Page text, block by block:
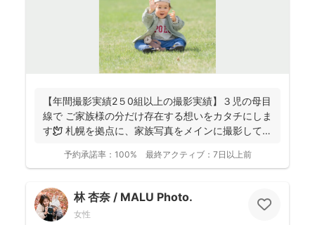
【年間撮影実績2５0組以上の撮影実績】３児の母目
線で ご家族様の分だけ存在する想いをカタチにしま
す🕊️ 札幌を拠点に、家族写真をメインに撮影してお
予約承諾率： 100% 最終アクティブ： 7日以上前
林 杏奈 / MALU Photo.
女性